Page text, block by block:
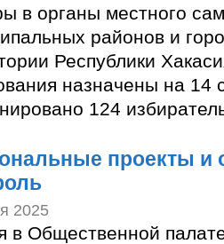
в органы местного
районов и
Республики
назначены на 14
124
проекты и
2025
в Общественной